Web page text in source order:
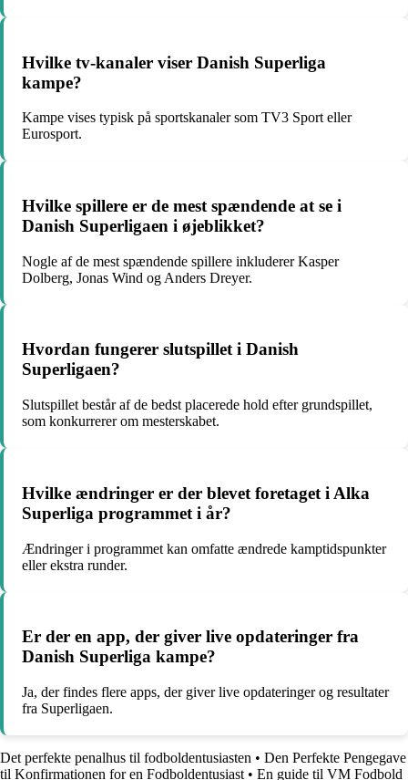
Hvilke tv-kanaler viser Danish Superliga
kampe?
Kampe vises typisk på sportskanaler som TV3 Sport eller
Eurosport.
Hvilke spillere er de mest spændende at se i
Danish Superligaen i øjeblikket?
Nogle af de mest spændende spillere inkluderer Kasper
Dolberg, Jonas Wind og Anders Dreyer.
Hvordan fungerer slutspillet i Danish
Superligaen?
Slutspillet består af de bedst placerede hold efter grundspillet,
som konkurrerer om mesterskabet.
Hvilke ændringer er der blevet foretaget i Alka
Superliga programmet i år?
Ændringer i programmet kan omfatte ændrede kamptidspunkter
eller ekstra runder.
Er der en app, der giver live opdateringer fra
Danish Superliga kampe?
Ja, der findes flere apps, der giver live opdateringer og resultater
fra Superligaen.
Det perfekte penalhus til fodboldentusiasten • Den Perfekte Pengegave
til Konfirmationen for en Fodboldentusiast • En guide til VM Fodbold